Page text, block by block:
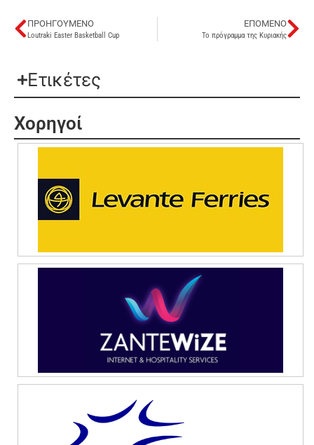
ΠΡΟΗΓΟΎΜΕΝΟ
Loutraki Easter Basketball Cup
ΕΠΌΜΕΝΟ
Το πρόγραμμα της Κυριακής
Ετικέτες
Χορηγοί